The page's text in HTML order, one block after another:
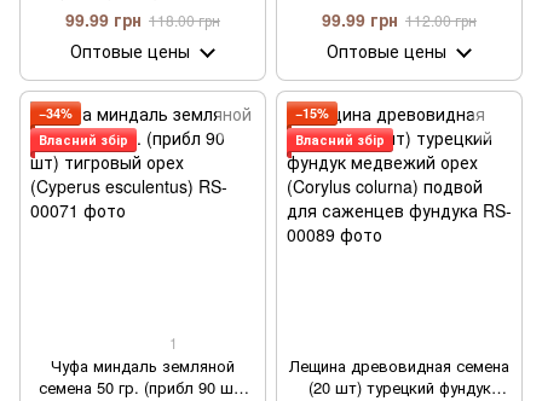
посевной благородный
(Castanea sativa) на посадку
морозостойкий
99.99 грн 118.00 грн
Оптовые цены
99.99 грн 112.00 грн
Оптовые цены
−34%
Власний збір
1
Чуфа миндаль земляной
семена 50 гр. (прибл 90 шт)
−15%
Власний збір
Лещина древовидная семена
(20 шт) турецкий фундук